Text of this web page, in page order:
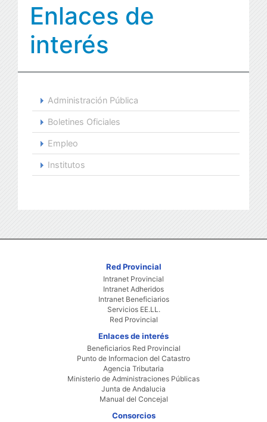
Enlaces de
interés
Administración Pública
Boletines Oficiales
Empleo
Institutos
Red Provincial
Intranet Provincial
Intranet Adheridos
Intranet Beneficiarios
Servicios EE.LL.
Red Provincial
Enlaces de interés
Beneficiarios Red Provincial
Punto de Informacion del Catastro
Agencia Tributaria
Ministerio de Administraciones Públicas
Junta de Andalucia
Manual del Concejal
Consorcios